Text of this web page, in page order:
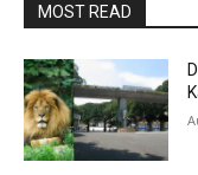
MOST READ